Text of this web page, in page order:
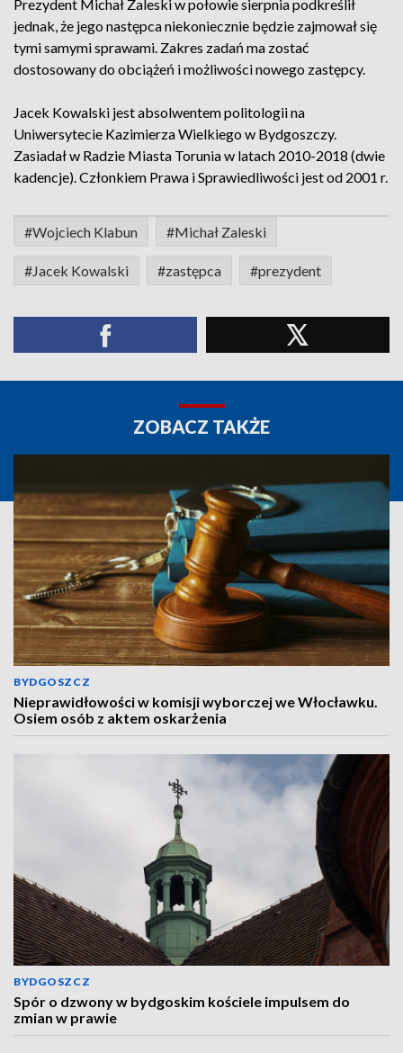
Prezydent Michał Zaleski w połowie sierpnia podkreślił
jednak, że jego następca niekoniecznie będzie zajmował się
tymi samymi sprawami. Zakres zadań ma zostać
dostosowany do obciążeń i możliwości nowego zastępcy.
Jacek Kowalski jest absolwentem politologii na
Uniwersytecie Kazimierza Wielkiego w Bydgoszczy.
Zasiadał w Radzie Miasta Torunia w latach 2010-2018 (dwie
kadencje). Członkiem Prawa i Sprawiedliwości jest od 2001 r.
#Wojciech Klabun #Michał Zaleski
#Jacek Kowalski #zastępca #prezydent
ZOBACZ TAKŻE
BYDGOSZCZ
Nieprawidłowości w komisji wyborczej we Włocławku.
Osiem osób z aktem oskarżenia
BYDGOSZCZ
Spór o dzwony w bydgoskim kościele impulsem do
zmian w prawie